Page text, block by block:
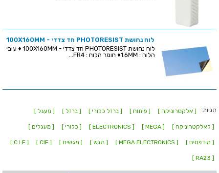
לוח נחושת PHOTORESIST חד צדדי - 100X160MM
לוח נחושת PHOTORESIST חד צדדי - 100X160MM ♦ עובי
הלוח : 1.6MM♦ חומר הלוח : FR4...
תגיות: [ אלקטרוניקה ] [ פיתוח ] [ ברזל כלורי ] [ ברזל ] [ מעגל ]
[ לאלקטרוניקה ] [ MEGA ]
[ ELECTRONICS ] [ כלורי ] [ מעגלים ]
[ מודפסים ] [ MEGA ELECTRONICS ] [ מגש ] [ מגשים ] [ CIF ]
[ C.I.F ]
[ RA23 ]